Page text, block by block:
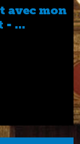
avec mon
- ...